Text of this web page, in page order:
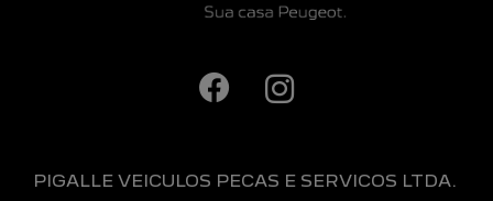
PIGALLE VEICULOS PECAS E SERVICOS LTDA.